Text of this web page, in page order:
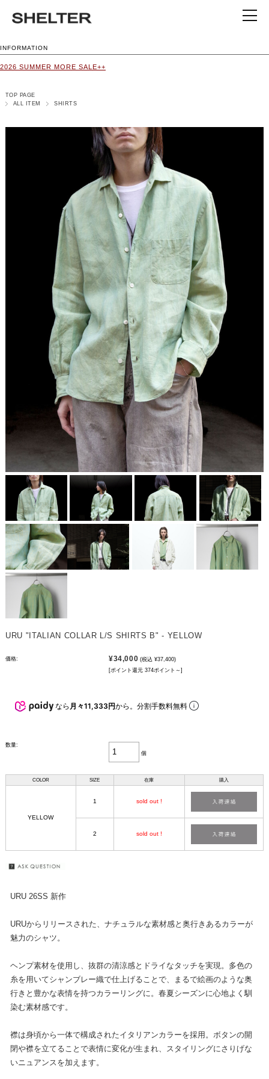
INFORMATION
2026 SUMMER MORE SALE++
TOP PAGE
ALL ITEM
SHIRTS
URU "ITALIAN COLLAR L/S SHIRTS B" - YELLOW
価格: ¥34,000 (税込 ¥37,400)
[ポイント還元 374ポイント～]
なら 月々11,333円から。分割手数料無料
数量:
個
COLOR SIZE 在庫 購入
YELLOW
1 sold out !
2 sold out !
URU 26SS 新作
URUからリリースされた、ナチュラルな素材感と奥行きあるカラーが
魅力のシャツ。
ヘンプ素材を使用し、抜群の清涼感とドライなタッチを実現。多色の
糸を用いてシャンブレー織で仕上げることで、まるで絵画のような奥
行きと豊かな表情を持つカラーリングに。春夏シーズンに心地よく馴
染む素材感です。
襟は身頃から一体で構成されたイタリアンカラーを採用。ボタンの開
閉や襟を立てることで表情に変化が生まれ、スタイリングにさりげな
いニュアンスを加えます。